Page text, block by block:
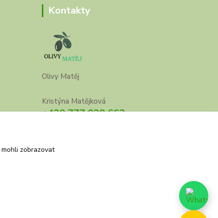
Kontakty
Olivy Matěj
Kristýna Matějková
+420 777 028 663
zobrazovat